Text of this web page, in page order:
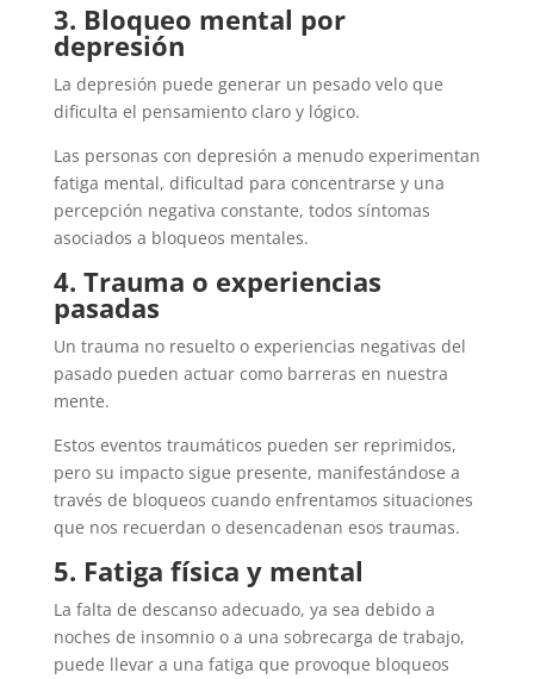
3. Bloqueo mental por
depresión
La depresión puede generar un pesado velo que
dificulta el pensamiento claro y lógico.
Las personas con depresión a menudo experimentan
fatiga mental, dificultad para concentrarse y una
percepción negativa constante, todos síntomas
asociados a bloqueos mentales.
4. Trauma o experiencias
pasadas
Un trauma no resuelto o experiencias negativas del
pasado pueden actuar como barreras en nuestra
mente.
Estos eventos traumáticos pueden ser reprimidos,
pero su impacto sigue presente, manifestándose a
través de bloqueos cuando enfrentamos situaciones
que nos recuerdan o desencadenan esos traumas.
5. Fatiga física y mental
La falta de descanso adecuado, ya sea debido a
noches de insomnio o a una sobrecarga de trabajo,
puede llevar a una fatiga que provoque bloqueos